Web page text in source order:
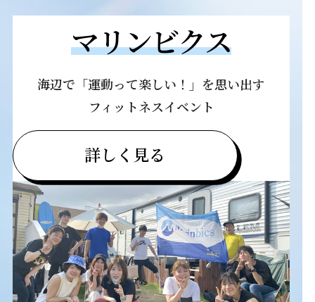
マリンビクス
海辺で「運動って楽しい！」を思い出す
フィットネスイベント
詳しく見る